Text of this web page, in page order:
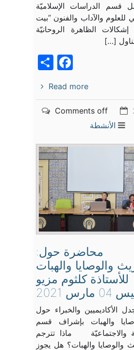
قسم الدراسات الإسلاميّة
للعلوم والآداب والفنون “بيت
الظاهرة الروحانيّة
[…]
Read more
Comments off
الأنشطة
محاضرة حول:
والوصايا والهبات
للأستاذة كلثوم مزيو
2021
الأكاديميين والخبراء حول
والهبات بإشراف قسم
والاجتماعيّة ماذا تترجم
والوصايا والهبات؟ هل يجوز